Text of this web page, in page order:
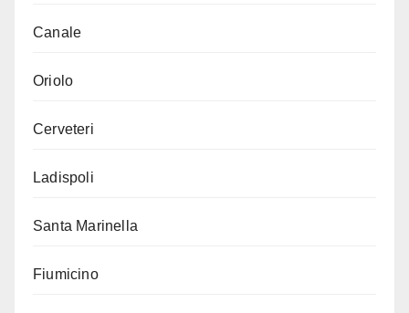
Canale
Oriolo
Cerveteri
Ladispoli
Santa Marinella
Fiumicino